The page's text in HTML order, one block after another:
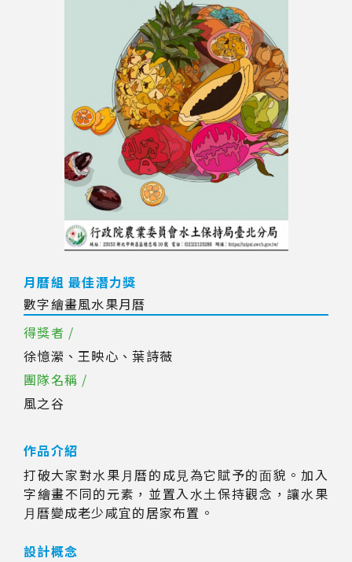
月曆組 最佳潛力獎
數字繪畫風水果月曆
得獎者 /
徐憶瀠、王映心、葉詩薇
團隊名稱 /
風之谷
作品介紹
打破⼤家對⽔果⽉曆的成⾒為它賦予的⾯貌。加入
字繪畫不同的元素，並置入⽔⼟保持觀念，讓⽔果
⽉曆變成老少咸宜的居家布置。
設計概念